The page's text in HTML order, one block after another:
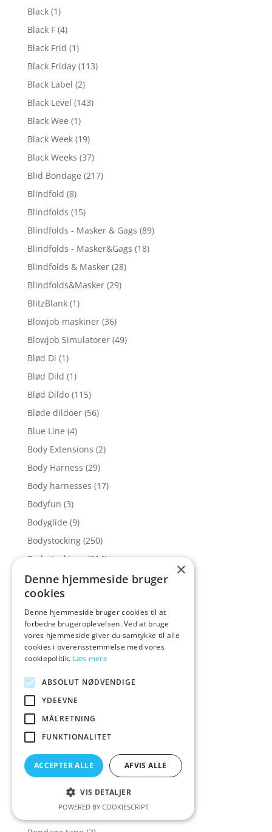
Black (1)
Black F (4)
Black Frid (1)
Black Friday (113)
Black Label (2)
Black Level (143)
Black Wee (1)
Black Week (19)
Black Weeks (37)
Blid Bondage (217)
Blindfold (8)
Blindfolds (15)
Blindfolds - Masker & Gags (89)
Blindfolds - Masker&Gags (18)
Blindfolds & Masker (28)
Blindfolds&Masker (29)
BlitzBlank (1)
Blowjob maskiner (36)
Blowjob Simulatorer (49)
Blød Di (1)
Blød Dild (1)
Blød Dildo (115)
Bløde dildoer (56)
Blue Line (4)
Body Extensions (2)
Body Harness (29)
Body harnesses (17)
Bodyfun (3)
Bodyglide (9)
Bodystocking (250)
Bodystockings (214)
Bodywand (3)
Bon4 (1)
Bonbons (5)
Bondage (12)
Bondage & Bindeting (225)
Bondage Håndjern (19)
Bondage Lingeri
Bondage og bindeting
Bondage reb (7)
Bondage Reb & Tape (25)
Bondage Reb&Tape
(23)
Bondage Sæt
(36)
×
Denne hjemmeside bruger
cookies
Denne hjemmeside bruger cookies til at
forbedre brugeroplevelsen. Ved at bruge
vores hjemmeside giver du samtykke til alle
cookies i overensstemmelse med vores
cookiepolitik. Læs mere
ABSOLUT NØDVENDIGE
YDEEVNE
MÅLRETNING
FUNKTIONALITET
ACCEPTER ALLE AFVIS ALLE
VIS DETALJER
POWERED BY COOKIESCRIPT